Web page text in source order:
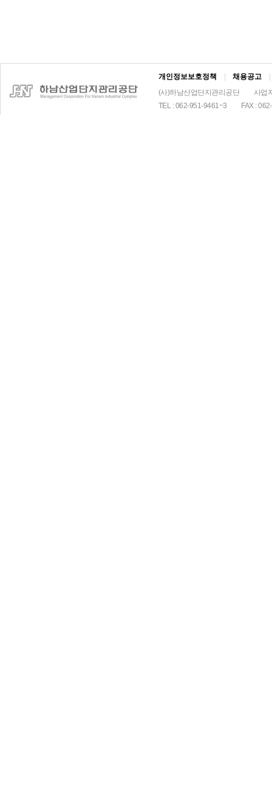
개인정보보호정책 채용공고
(사)하남산업단지관리공단
사업
TEL : 062-951-9461~3
FAX :